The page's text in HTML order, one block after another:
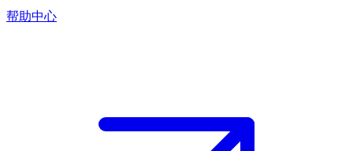
帮助中心